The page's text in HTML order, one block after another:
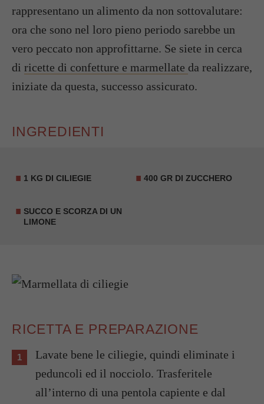
rappresentano un alimento da non sottovalutare:
ora che sono nel loro pieno periodo sarebbe un
vero peccato non approfittarne. Se siete in cerca
di ricette di confetture e marmellate da realizzare,
iniziate da questa, successo assicurato.
INGREDIENTI
1 KG DI CILIEGIE 400 GR DI ZUCCHERO
SUCCO E SCORZA DI UN
LIMONE
RICETTA E PREPARAZIONE
Lavate bene le ciliegie, quindi eliminate i
peduncoli ed il nocciolo. Trasferitele
all’interno di una pentola capiente e dal